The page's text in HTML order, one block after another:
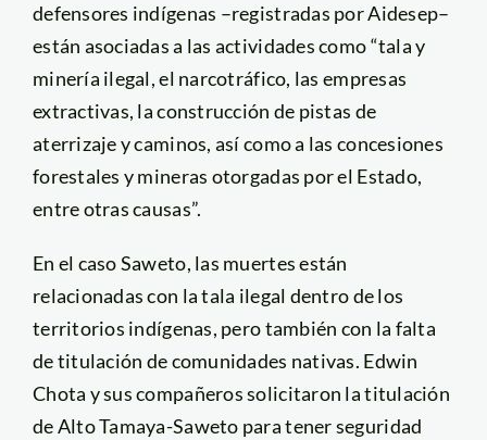
defensores indígenas –registradas por Aidesep–
están asociadas a las actividades como “tala y
minería ilegal, el narcotráfico, las empresas
extractivas, la construcción de pistas de
aterrizaje y caminos, así como a las concesiones
forestales y mineras otorgadas por el Estado,
entre otras causas”.
En el caso Saweto, las muertes están
relacionadas con la tala ilegal dentro de los
territorios indígenas, pero también con la falta
de titulación de comunidades nativas. Edwin
Chota y sus compañeros solicitaron la titulación
de Alto Tamaya-Saweto para tener seguridad